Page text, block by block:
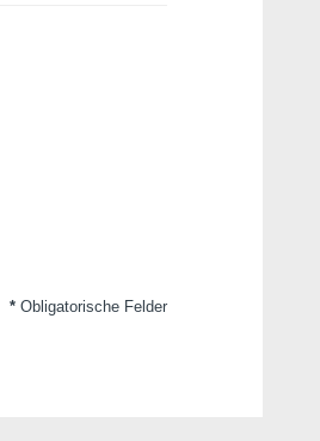
* Obligatorische Felder